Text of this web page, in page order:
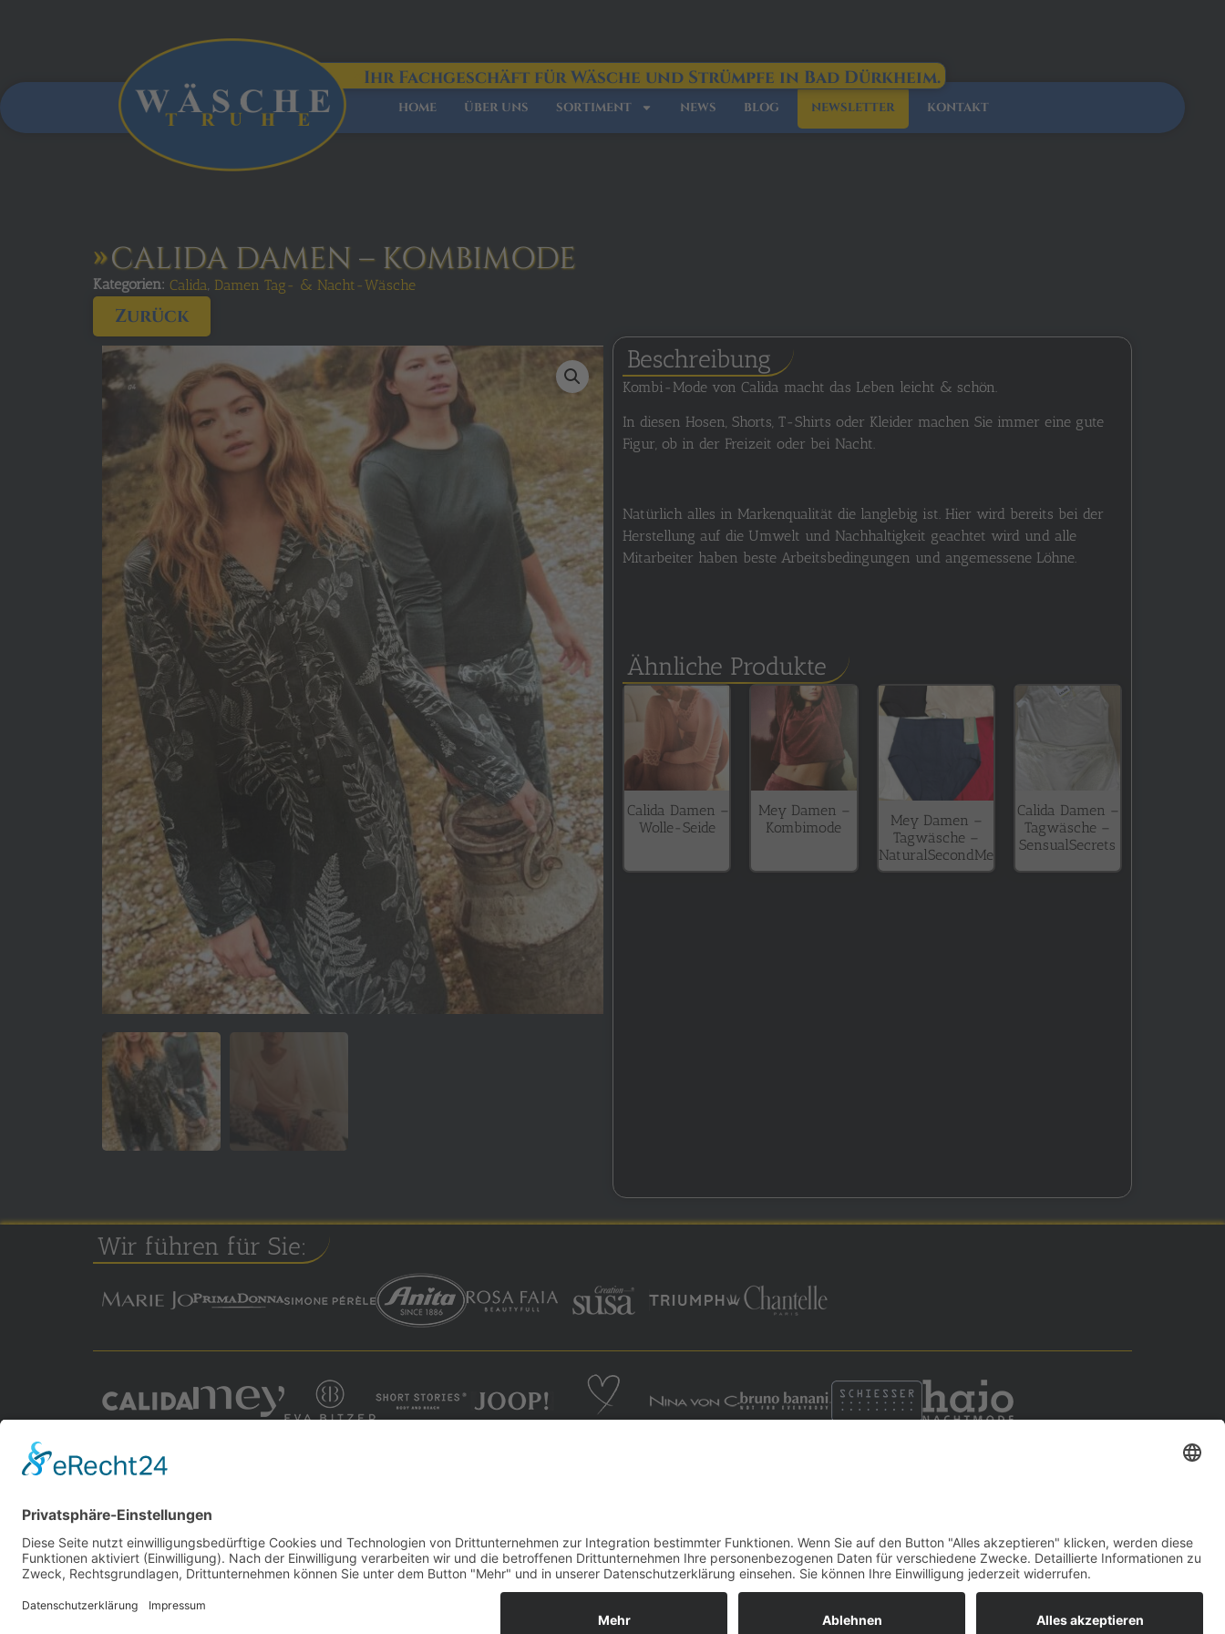
HOME ÜBER UNS SORTIMENT NEWS BLOG NEWSLETTER KONTAKT
Ihr Fachgeschäft für Wäsche und Strümpfe in Bad Dürkheim.
CALIDA DAMEN – KOMBIMODE
Kategorien: Calida, Damen Tag- & Nacht-Wäsche
Zurück
Beschreibung
Kombi-Mode von Calida macht das Leben leicht & schön.
In diesen Hosen, Shorts, T-Shirts oder Kleider machen Sie immer eine gute
Figur, ob in der Freizeit oder bei Nacht.
Natürlich alles in Markenqualität die langlebig ist. Hier wird bereits bei der
Herstellung auf die Umwelt und Nachhaltigkeit geachtet wird und alle
Mitarbeiter haben beste Arbeitsbedingungen und angemessene Löhne.
Ähnliche Produkte
Calida Damen –
Wolle-Seide
Mey Damen –
Kombimode
Mey Damen –
Tagwäsche –
NaturalSecondMe
Calida Damen –
Tagwäsche –
SensualSecrets
Wir führen für Sie: